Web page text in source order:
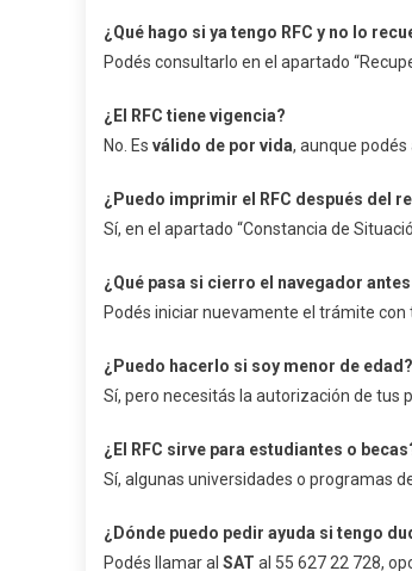
¿Qué hago si ya tengo RFC y no lo
Podés consultarlo en el apartado
¿El RFC tiene vigencia?
No. Es válido de por vida, aunque
¿Puedo imprimir el RFC después del
Sí, en el apartado “Constancia de
¿Qué pasa si cierro el navegador
Podés iniciar nuevamente el trámite con
¿Puedo hacerlo si soy menor de edad?
Sí, pero necesitás la autorización de tus
¿El RFC sirve para estudiantes o
Sí, algunas universidades o programas
¿Dónde puedo pedir ayuda si tengo
Podés llamar al SAT al 55 627 22 728,